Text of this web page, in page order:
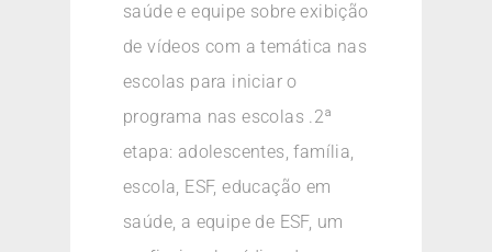
saúde e equipe sobre exibição
de vídeos com a temática nas
escolas para iniciar o
programa nas escolas .2ª
etapa: adolescentes, família,
escola, ESF, educação em
saúde, a equipe de ESF, um